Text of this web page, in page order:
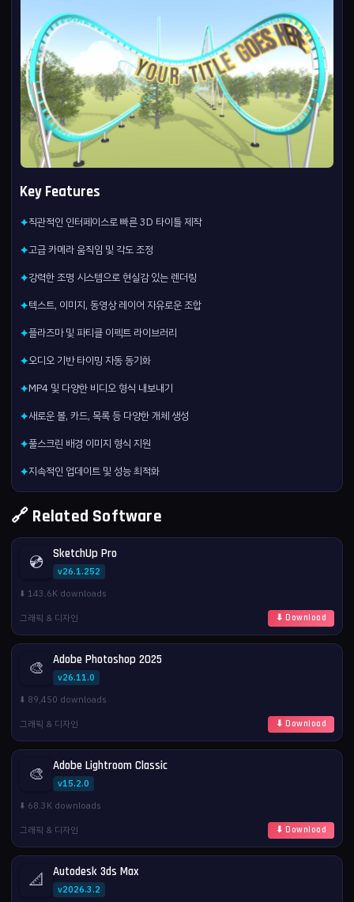
Key Features
✦직관적인 인터페이스로 빠른 3D 타이틀 제작
✦고급 카메라 움직임 및 각도 조정
✦강력한 조명 시스템으로 현실감 있는 렌더링
✦텍스트, 이미지, 동영상 레이어 자유로운 조합
✦플라즈마 및 파티클 이펙트 라이브러리
✦오디오 기반 타이밍 자동 동기화
✦MP4 및 다양한 비디오 형식 내보내기
✦새로운 볼, 카드, 목록 등 다양한 개체 생성
✦풀스크린 배경 이미지 형식 지원
✦지속적인 업데이트 및 성능 최적화
🔗 Related Software
💿 SketchUp Pro
v26.1.252
⬇️ 143.6K downloads
그래픽 & 디자인
⬇ Download
🎨 Adobe Photoshop 2025
v26.11.0
⬇️ 89,450 downloads
그래픽 & 디자인
⬇ Download
🎨 Adobe Lightroom Classic
v15.2.0
⬇️ 68.3K downloads
그래픽 & 디자인
⬇ Download
📐 Autodesk 3ds Max
v2026.3.2